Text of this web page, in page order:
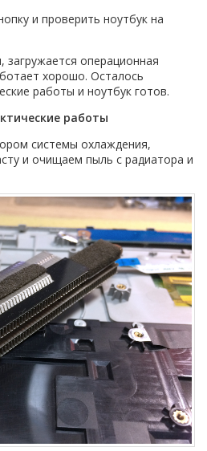
и проверить ноутбук на
загружается операционная
хорошо. Осталось
работы и ноутбук готов.
работы
системы охлаждения,
и очищаем пыль с радиатора и